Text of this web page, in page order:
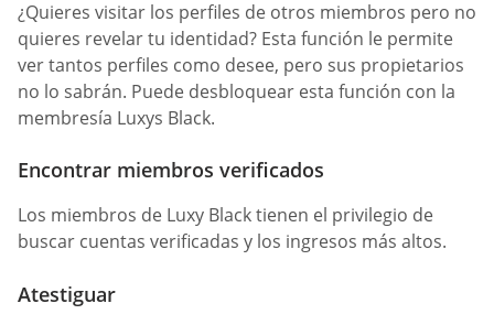
¿Quieres visitar los perfiles de otros miembros pero no
quieres revelar tu identidad? Esta función le permite
ver tantos perfiles como desee, pero sus propietarios
no lo sabrán. Puede desbloquear esta función con la
membresía Luxys Black.
Encontrar miembros verificados
Los miembros de Luxy Black tienen el privilegio de
buscar cuentas verificadas y los ingresos más altos.
Atestiguar